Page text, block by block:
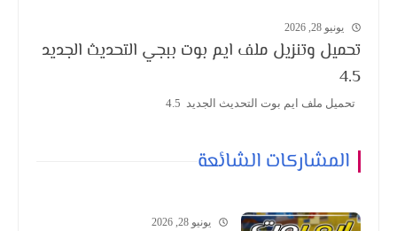
يونيو 28, 2026
تحميل وتنزيل ملف ايم بوت ببجي التحديث الجديد
4.5
تحميل ملف ايم بوت التحديث الجديد 4.5
المشاركات الشائعة
يونيو 28, 2026